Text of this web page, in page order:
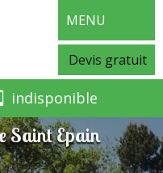
MENU
Devis gratuit
indisponible
Saint Epain